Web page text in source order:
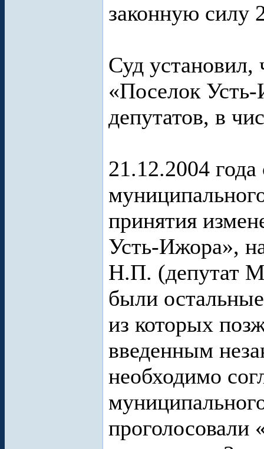
законную силу
Суд
«Поселок
депутатов, в
21.12.2004 года
принятия
Усть-Ижора»,
Н.П. (депутат
были
из которых
введенным
необходимо
проголосовали